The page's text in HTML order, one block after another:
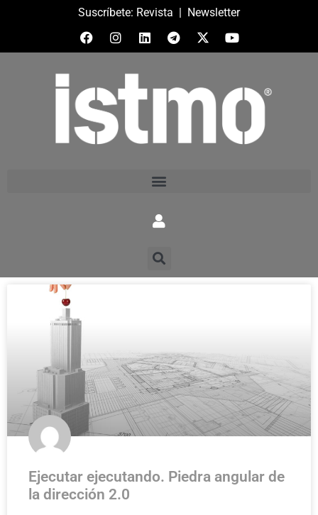
Suscríbete: Revista | Newsletter
Ejecutar ejecutando. Piedra angular de
la dirección 2.0